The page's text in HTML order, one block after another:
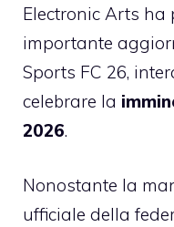
Electronic Arts
importante
Sports FC 26,
celebrare la
2026.
Nonostante la
ufficiale della